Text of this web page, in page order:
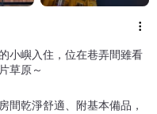
小嶼入住，位在巷弄間雖看
草原～
乾淨舒適、附基本備品，